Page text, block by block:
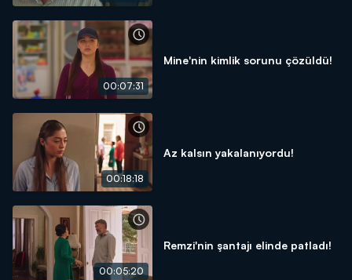
00:07:31
Mine'nin kimlik sorunu çözüldü!
00:18:18
Az kalsın yakalanıyordu!
00:05:20
Remzi'nin şantajı elinde patladı!